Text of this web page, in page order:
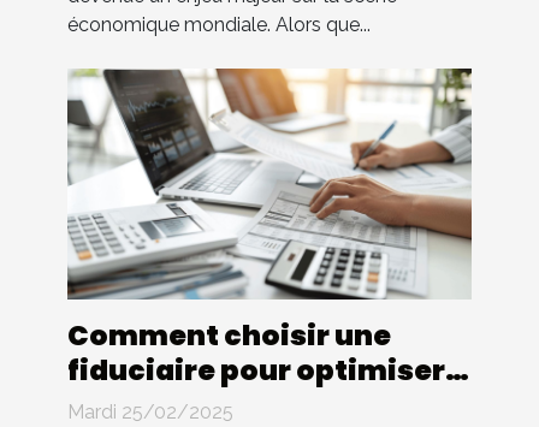
économique mondiale. Alors que...
Comment choisir une
fiduciaire pour optimiser
la gestion d'entreprise
Mardi 25/02/2025